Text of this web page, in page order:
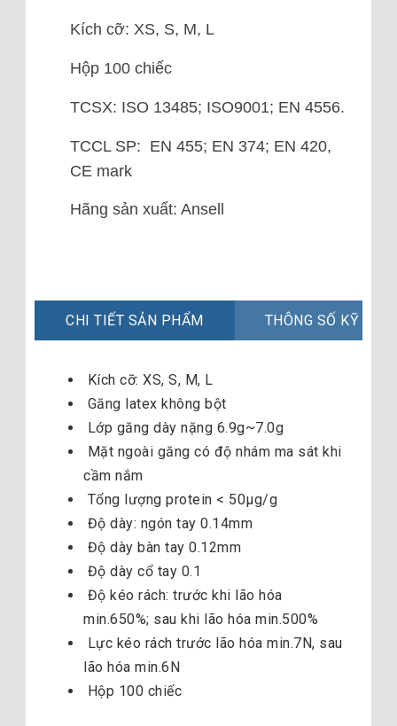
Kích cỡ: XS, S, M, L
Hộp 100 chiếc
TCSX: ISO 13485; ISO9001; EN 4556.
TCCL SP: EN 455; EN 374; EN 420,
CE mark
Hãng sản xuất: Ansell
CHI TIẾT SẢN PHẨM THÔNG SỐ KỸ
Kích cỡ: XS, S, M, L
Găng latex không bột
Lớp găng dày nặng 6.9g~7.0g
Mặt ngoài găng có độ nhám ma sát khi
cầm nắm
Tổng lượng protein < 50µg/g
Độ dày: ngón tay 0.14mm
Độ dày bàn tay 0.12mm
Độ dày cổ tay 0.1
Độ kéo rách: trước khi lão hóa
min.650%; sau khi lão hóa min.500%
Lực kéo rách trước lão hóa min.7N, sau
lão hóa min.6N
Hộp 100 chiếc